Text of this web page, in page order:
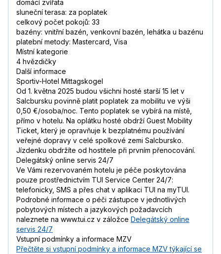
domácí zvířata
sluneční terasa: za poplatek
celkový počet pokojů: 33
bazény: vnitřní bazén, venkovní bazén, lehátka u bazénu
platební metody: Mastercard, Visa
Místní kategorie
4 hvězdičky
Další informace
Sportiv-Hotel Mittagskogel
Od 1. května 2025 budou všichni hosté starší 15 let v
Salcbursku povinně platit poplatek za mobilitu ve výši
0,50 €/osoba/noc. Tento poplatek se vybírá na místě,
přímo v hotelu. Na oplátku hosté obdrží Guest Mobility
Ticket, který je opravňuje k bezplatnému používání
veřejné dopravy v celé spolkové zemi Salcbursko.
Jízdenku obdržíte od hostitele při prvním přenocování.
Delegátský online servis 24/7
Ve Vámi rezervovaném hotelu je péče poskytována
pouze prostřednictvím TUI Service Center 24/7:
telefonicky, SMS a přes chat v aplikaci TUI na myTUI.
Podrobné informace o péči zástupce v jednotlivých
pobytových místech a jazykových požadavcích
naleznete na www.tui.cz v záložce Delegátský online
servis 24/7
Vstupní podmínky a informace MZV
Přečtěte si vstupní podmínky a informace MZV týkající se